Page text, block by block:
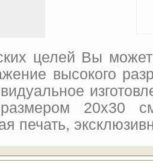
целей Вы
высокого
20x30
печать,